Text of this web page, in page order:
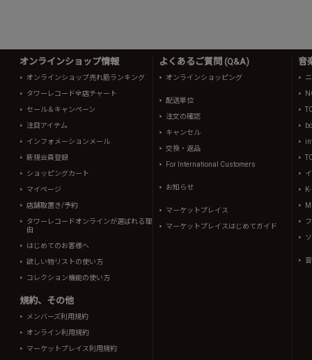
オンラインショップ情報
オンラインショップ売れ筋ランキング
タワーレコード全店チャート
セール＆キャンペーン
注目アイテム
インフォメーションメール
新規会員登録
ショッピングカート
マイページ
店舗取置き/予約
タワーレコードオンラインが選ばれる理
由
はじめてのお客様へ
欲しい物リストの使い方
コレクション機能の使い方
規約、その他
メンバーズ利用規約
オンライン利用規約
マーケットプレイス利用規約
よくあるご質問 (Q&A)
オンラインショッピング
配送単位
注文の確認
キャンセル
交換・返品
For International Customers
お知らせ
マーケットプレイス
マーケットプレイスはじめてガイド
音